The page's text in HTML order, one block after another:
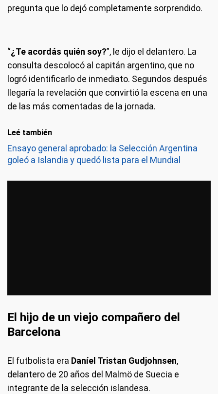
pregunta que lo dejó completamente sorprendido.
“¿Te acordás quién soy?”, le dijo el delantero. La
consulta descolocó al capitán argentino, que no
logró identificarlo de inmediato. Segundos después
llegaría la revelación que convirtió la escena en una
de las más comentadas de la jornada.
Leé también
Ensayo general aprobado: la Selección Argentina
goleó a Islandia y quedó lista para el Mundial
El hijo de un viejo compañero del
Barcelona
El futbolista era Daníel Tristan Gudjohnsen,
delantero de 20 años del Malmö de Suecia e
integrante de la selección islandesa.